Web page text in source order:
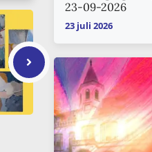
23-09-2026
23 juli 2026